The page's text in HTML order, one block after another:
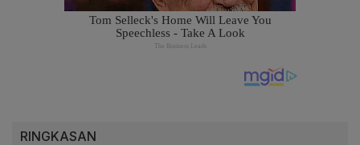
RINGKASAN